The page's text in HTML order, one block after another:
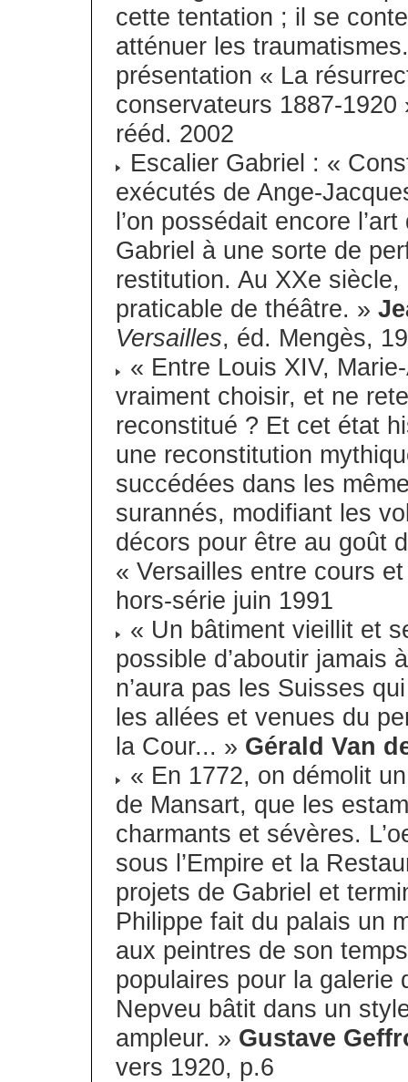
cette tentation ; il se
atténuer les
présentation « La
conservateurs 1887-
rééd. 2002
Escalier Gabriel : «
exécutés de Ange-
l’on possédait encore
Gabriel à une sorte de
restitution. Au XXe siècle,
praticable de théâtre. »
Versailles, éd. Mengès,
« Entre Louis XIV,
vraiment choisir, et ne
reconstitué ? Et cet état
une reconstitution
succédées dans les
surannés, modifiant les
décors pour être au goût
« Versailles entre cours
hors-série juin 1991
« Un bâtiment vieillit et
possible d’aboutir jamais
n’aura pas les Suisses
les allées et venues du
la Cour... » Gérald Van
« En 1772, on démolit
de Mansart, que les
charmants et sévères.
sous l’Empire et la
projets de Gabriel et
Philippe fait du palais un
aux peintres de son
populaires pour la galerie
Nepveu bâtit dans un
ampleur. » Gustave
vers 1920, p.6